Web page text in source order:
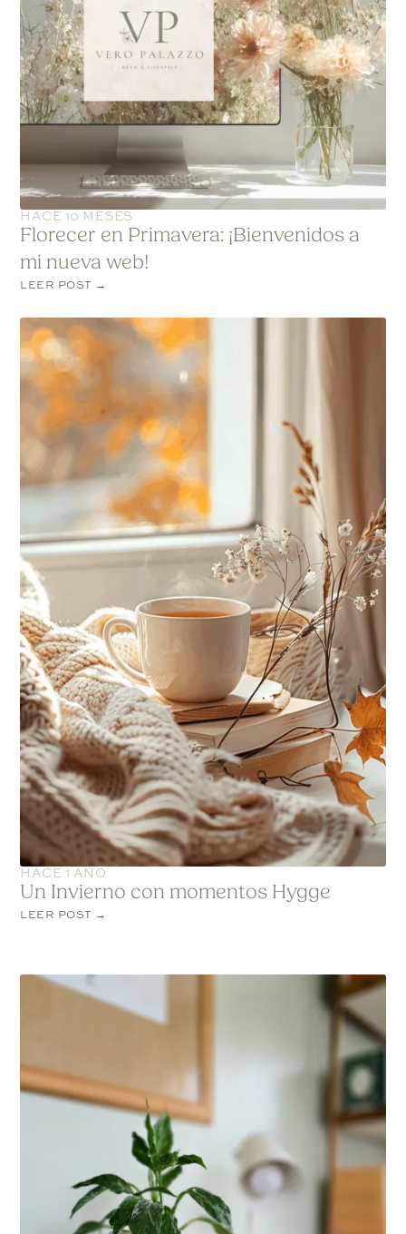
HACE 10 MESES
Florecer en Primavera: ¡Bienvenidos a
mi nueva web!
LEER POST →
HACE 1 AÑO
Un Invierno con momentos Hygge
LEER POST →